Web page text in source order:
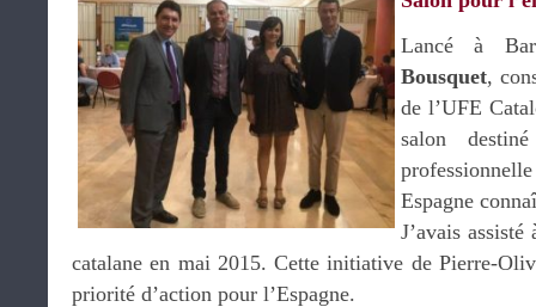
Lancé à
Bousquet,
de l’UFE
salon
Espagne
J’avais
catalane en mai 2015. Cette initiative de Pierre-
priorité d’action pour l’Espagne.